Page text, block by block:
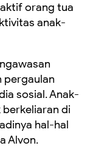
orang tua
anak-
pergaulan
sosial. Anak-
di
hal-hal
Alvon.